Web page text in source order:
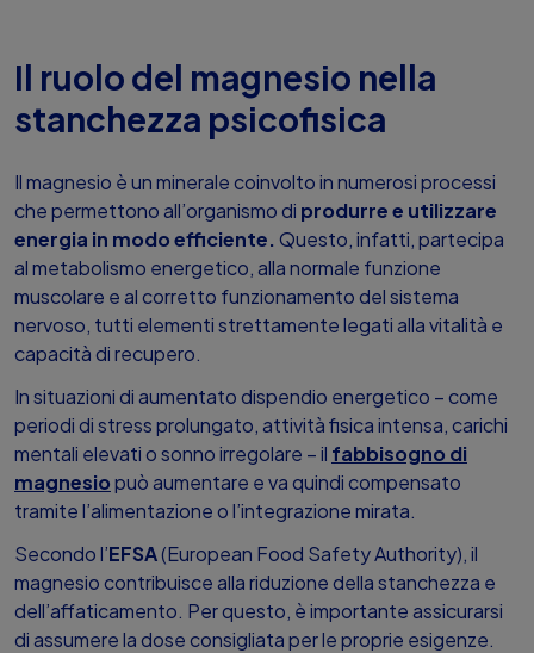
Il ruolo del magnesio nella
stanchezza psicofisica
Il magnesio è un minerale coinvolto in numerosi processi
che permettono all’organismo di produrre e utilizzare
energia in modo efficiente. Questo, infatti, partecipa
al metabolismo energetico, alla normale funzione
muscolare e al corretto funzionamento del sistema
nervoso, tutti elementi strettamente legati alla vitalità e
capacità di recupero.
In situazioni di aumentato dispendio energetico – come
periodi di stress prolungato, attività fisica intensa, carichi
mentali elevati o sonno irregolare – il fabbisogno di
magnesiopuò aumentare e va quindi compensato
tramite l’alimentazione o l’integrazione mirata.
Secondo l’EFSA(European Food Safety Authority), il
magnesio contribuisce alla riduzione della stanchezza e
dell’affaticamento. Per questo, è importante assicurarsi
di assumere la dose consigliata per le proprie esigenze.